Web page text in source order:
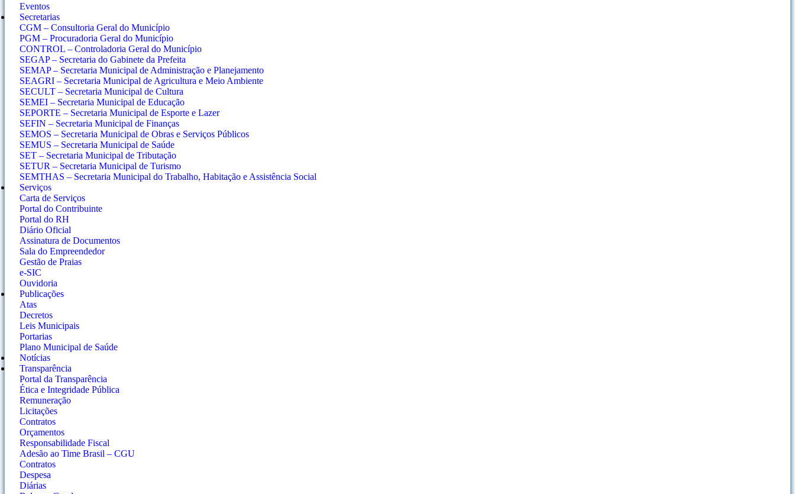
Eventos
Secretarias
CGM – Consultoria Geral do Município
PGM – Procuradoria Geral do Município
CONTROL – Controladoria Geral do Município
SEGAP – Secretaria do Gabinete da Prefeita
SEMAP – Secretaria Municipal de Administração e Planejamento
SEAGRI – Secretaria Municipal de Agricultura e Meio Ambiente
SECULT – Secretaria Municipal de Cultura
SEMEI – Secretaria Municipal de Educação
SEPORTE – Secretaria Municipal de Esporte e Lazer
SEFIN – Secretaria Municipal de Finanças
SEMOS – Secretaria Municipal de Obras e Serviços Públicos
SEMUS – Secretaria Municipal de Saúde
SET – Secretaria Municipal de Tributação
SETUR – Secretaria Municipal de Turismo
SEMTHAS – Secretaria Municipal do Trabalho, Habitação e Assistência Social
Serviços
Carta de Serviços
Portal do Contribuinte
Portal do RH
Diário Oficial
Assinatura de Documentos
Sala do Empreendedor
Gestão de Praias
e-SIC
Ouvidoria
Publicações
Atas
Decretos
Leis Municipais
Portarias
Plano Municipal de Saúde
Notícias
Transparência
Portal da Transparência
Ética e Integridade Pública
Remuneração
Licitações
Contratos
Orçamentos
Responsabilidade Fiscal
Adesão ao Time Brasil – CGU
Contratos
Despesa
Diárias